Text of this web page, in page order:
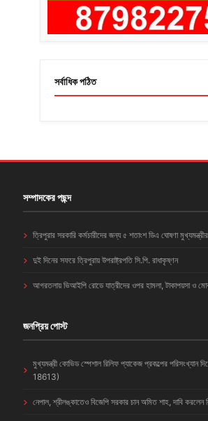
সর্বাধিক পঠিত
সম্পাদকের পছন্দ
ত্রিপুরার সরকারি কর্মচারীদের জন্য ৫ শতাংশ ডিএ ঘোষণা মুখ্যমন্ত্রীর
দুই দিনের সফরে ত্রিপুরায় উপরাষ্ট্রপতি সি.পি. রাধাকৃষ্ণন
আগরতলায় ভিআইপি রোডে যাত্রীদের ওপর হামলা, টাকাপয়সা ও
জনপ্রিয় পোস্ট
মুখ্যমন্ত্রী কোভিড স্পেশাল রিলিফ প্যাকেজ প্রকল্পের পরিসংখ্যান
18613)
নেপাল, শ্রীলঙ্কাতেও বিজেপি সরকার চান অমিত শাহ, দাবি